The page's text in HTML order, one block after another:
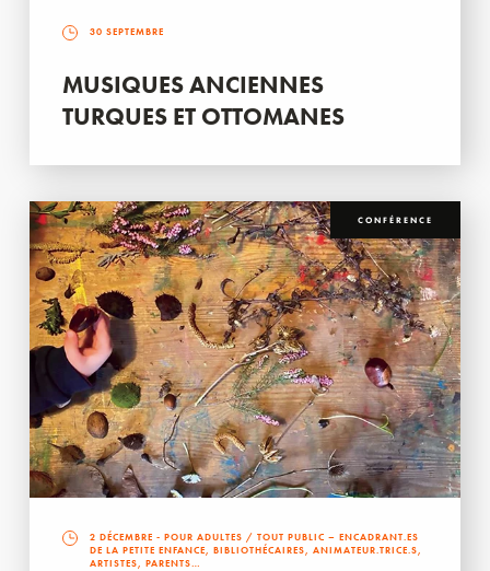
30 SEPTEMBRE
MUSIQUES ANCIENNES
TURQUES ET OTTOMANES
CONFÉRENCE
2 DÉCEMBRE - POUR ADULTES / TOUT PUBLIC – ENCADRANT.ES
DE LA PETITE ENFANCE, BIBLIOTHÉCAIRES, ANIMATEUR.TRICE.S,
ARTISTES, PARENTS…